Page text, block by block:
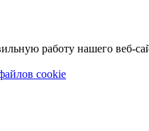
работу нашего веб-
cookie